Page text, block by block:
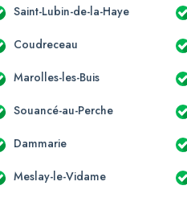
Saint-Lubin-de-la-Haye
Coudreceau
Marolles-les-Buis
Souancé-au-Perche
Dammarie
Meslay-le-Vidame